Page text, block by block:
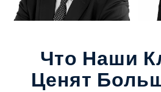
Что Наши
Ценят